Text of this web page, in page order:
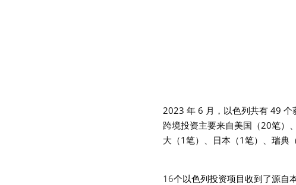
2023 年 6 月，以色列共有 49 个
跨境投资主要来自美国（20笔）
大（1笔）、日本（1笔）、瑞典
16个以色列投资项目收到了源自